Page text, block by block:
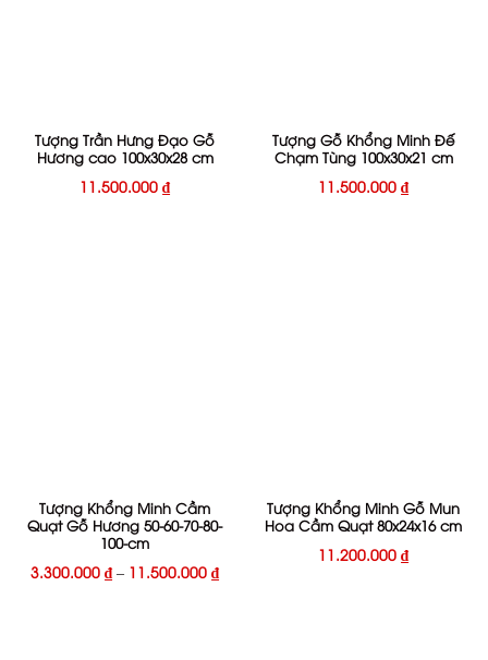
Tượng Trần Hưng Đạo Gỗ
Hương cao 100x30x28 cm
11.500.000 ₫
Tượng Gỗ Khổng Minh Đế
Chạm Tùng 100x30x21 cm
11.500.000 ₫
Tượng Khổng Minh Cầm
Quạt Gỗ Hương 50-60-70-80-
100-cm
3.300.000 ₫ – 11.500.000 ₫
Tượng Khổng Minh Gỗ Mun
Hoa Cầm Quạt 80x24x16 cm
11.200.000 ₫